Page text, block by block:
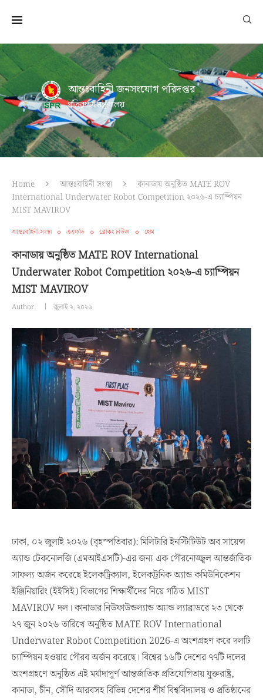
আন্তঃবাহিনী জনসংযোগ পরিদপ্তর
প্রতিরক্ষা মন্ত্রণালয়
Home আন্তঃবাহিনী সংস্থা
কানাডায় অনুষ্ঠিত MATE ROV
International Underwater Robot Competition ২০২৬-এ চ্যাম্পিয়ন
MIST MAVIROV
আন্তঃবাহিনী সংস্থা এএফডি ব্রেকিং নিউজ হোম
কানাডায় অনুষ্ঠিত MATE ROV International
Underwater Robot Competition ২০২৬-এ চ্যাম্পিয়ন
MIST MAVIROV
Author: জুলাই ২, ২০২৬
ঢাকা, ০২ জুলাই ২০২৬ (বৃহস্পতিবার): মিলিটারি ইনস্টিটিউট অব সায়েন্স
অ্যান্ড টেকনোলজি (এমআইএসটি)-এর জন্য এক গৌরনোজ্জ্বল আন্তর্জাতিক
সাফল্য অর্জন করেছে ইলেকট্রিক্যাল, ইলেকট্রনিক অ্যান্ড কমিউনিকেশন
ইঞ্জিনিয়ারিং (ইইসিই) বিভাগের শিক্ষার্থীদের নিয়ে গঠিত MIST
MAVIROV দল। কানাডার নিউফাউন্ডল্যান্ড অ্যান্ড ল্যাব্রাডরে ২৩ থেকে
২৭ জুন ২০২৬ তারিখে অনুষ্ঠিত MATE ROV International
Underwater Robot Competition 2026-এ অংশগ্রহণ করে দলটি
চ্যাম্পিয়ন হওয়ার গৌরব অর্জন করেছে। বিশ্বের ১৬টি দেশের ৭৭টি দলের
অংশগ্রহণে অনুষ্ঠিত এই মর্যাদাপূর্ণ আন্তর্জাতিক প্রতিযোগিতায় যুক্তরাষ্ট্র,
কানাডা, চীন, সৌদি আরবসহ বিভিন্ন দেশের শীর্ষ বিশ্ববিদ্যালয় ও প্রতিষ্ঠানের